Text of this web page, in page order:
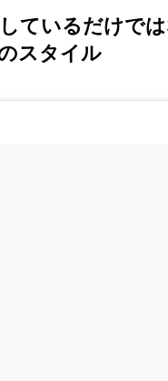
ているだけで
スタイル